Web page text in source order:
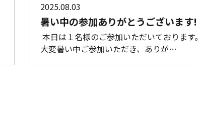
2025.08.03
暑い中の参加ありがとうございます!
本日は１名様のご参加いただいております。
大変暑い中ご参加いただき、ありが…